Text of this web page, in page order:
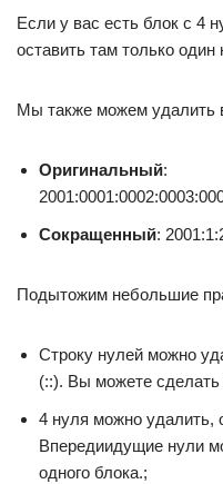
Если у вас есть блок с 4
оставить там только один
Мы также можем удалить
Оригинальный:
Сокращенный:
Подытожим небольшие
Строку нулей можно
(::). Вы можете
4 нуля можно удалить,
Впередиидущие нули
одного блока.;